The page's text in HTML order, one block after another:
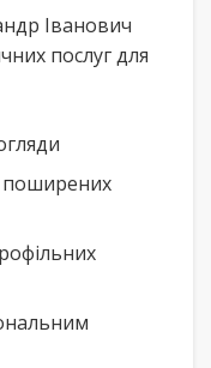
Іванович
послуг для
поширених